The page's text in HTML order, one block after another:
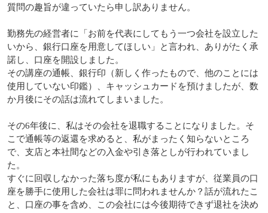
質問の趣旨が違っていたら申し訳ありません。
勤務先の経営者に「お前を代表にしてもう一つ会社を設立した
いから、銀行口座を用意してほしい」と言われ、ありがたく承
諾し、口座を開設しました。
その講座の通帳、銀行印（新しく作ったもので、他のことには
使用していない印鑑）、キャッシュカードを預けましたが、数
か月後にその話は流れてしまいました。
その6年後に、私はその会社を退職することになりました。そ
こで通帳等の返還を求めると、私がまったく知らないところ
で、支店と本社間などの入金や引き落としが行われていまし
た。
すぐに回収しなかった落ち度が私にもありますが、従業員の口
座を勝手に使用した会社は罪に問われませんか？話が流れたこ
と、口座の事を含め、この会社には今後期待できず退社を決め